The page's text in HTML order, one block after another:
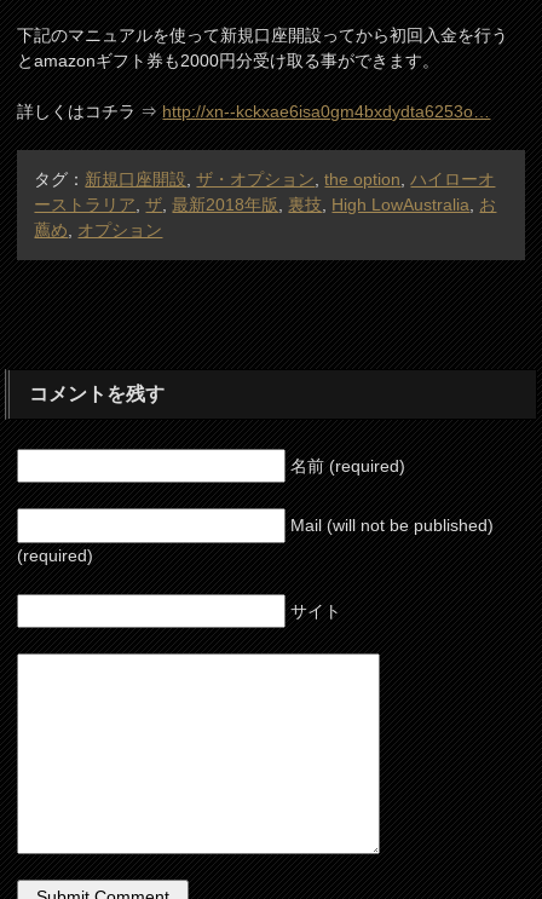
下記のマニュアルを使って新規口座開設ってから初回入金を行う
とamazonギフト券も2000円分受け取る事ができます。
詳しくはコチラ ⇒http://xn--kckxae6isa0gm4bxdydta6253o…
タグ： 新規口座開設 ,ザ・オプション ,the option ,ハイローオ
ーストラリア ,ザ ,最新2018年版 裏技 High LowAustralia
お
薦め
オプション
コメントを残す
名前 (required)
Mail (will not be published)
(required)
サイト